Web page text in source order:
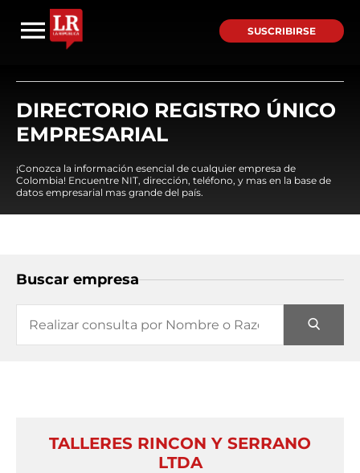
SUSCRIBIRSE
DIRECTORIO REGISTRO ÚNICO
EMPRESARIAL
¡Conozca la información esencial de cualquier empresa de
Colombia! Encuentre NIT, dirección, teléfono, y mas en la base de
datos empresarial mas grande del país.
Buscar empresa
TALLERES RINCON Y SERRANO
LTDA